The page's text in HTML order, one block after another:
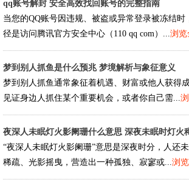
qq账号解封 安全高效找回账号的完整指南
当您的QQ账号因违规、被盗或异常登录被冻结时
径是访问腾讯官方安全中心（110 qq com）... 浏览
梦到别人抓鱼是什么预兆 梦境解析与象征意义
梦到别人抓鱼通常象征着机遇、财富或他人获得
见证身边人抓住某个重要机会，或者你自己需...
夜深人未眠灯火影阑珊什么意思 深夜未眠时灯火
“夜深人未眠灯火影阑珊”意思是深夜时分，人还
稀疏、光影摇曳，营造出一种孤独、寂寥或... 浏